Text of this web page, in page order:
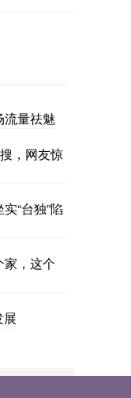
流量祛魅
，网友惊
“台独”陷
家，这个
展